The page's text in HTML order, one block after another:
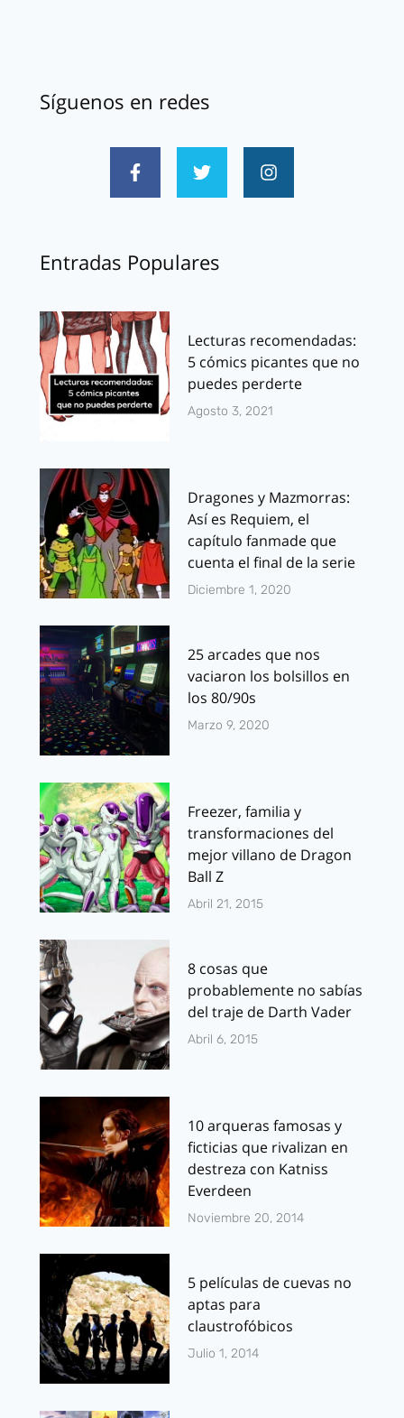
Síguenos en redes
Entradas Populares
Lecturas recomendadas:
5 cómics picantes que no
puedes perderte
Agosto 3, 2021
Dragones y Mazmorras:
Así es Requiem, el
capítulo fanmade que
cuenta el final de la serie
Diciembre 1, 2020
25 arcades que nos
vaciaron los bolsillos en
los 80/90s
Marzo 9, 2020
Freezer, familia y
transformaciones del
mejor villano de Dragon
Ball Z
Abril 21, 2015
8 cosas que
probablemente no sabías
del traje de Darth Vader
Abril 6, 2015
10 arqueras famosas y
ficticias que rivalizan en
destreza con Katniss
Everdeen
Noviembre 20, 2014
5 películas de cuevas no
aptas para
claustrofóbicos
Julio 1, 2014